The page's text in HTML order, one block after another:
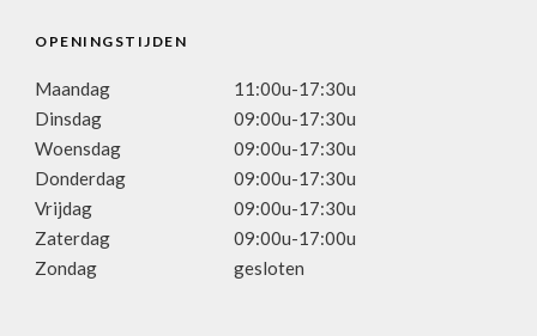
OPENINGSTIJDEN
Maandag
11:00u-17:30u
Dinsdag
09:00u-17:30u
Woensdag
09:00u-17:30u
Donderdag
09:00u-17:30u
Vrijdag
09:00u-17:30u
Zaterdag
09:00u-17:00u
Zondag
gesloten